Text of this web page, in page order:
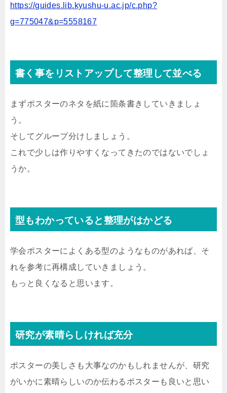
https://guides.lib.kyushu-u.ac.jp/c.php?
g=775047&p=5558167
書く事をリストアップして整理して並べる
まずポスターのネタを紙に箇条書きしていきましょ
う。
そしてグループ分けしましょう。
これで少しは作りやすくなってきたのではないでしょ
うか。
型もわかっていると整理がはかどる
学会ポスターによくある型のようなものがあれば、そ
れを参考に再構成していきましょう。
もっと良くなると思います。
研究が素晴らしければ充分
ポスターの美しさも大事なのかもしれませんが、研究
がいかに素晴らしいのか伝わるポスターも良いと思い